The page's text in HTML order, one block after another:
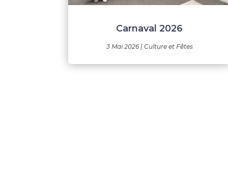
Carnaval 2026
3 Mai 2026| Culture et Fêtes